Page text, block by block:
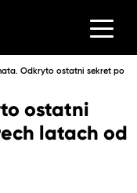
Odkryto ostatni sekret po
ostatni
latach od